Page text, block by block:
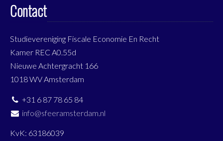
Contact
Studievereniging Fiscale Economie En Recht
Kamer REC A0.55d
Nieuwe Achtergracht 166
1018 WV Amsterdam
+31 6 87 78 65 84
info@sfeeramsterdam.nl
KvK: 63186039